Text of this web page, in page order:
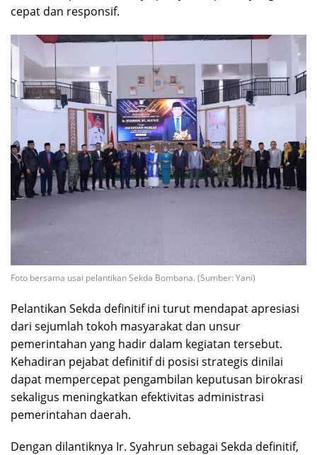
cepat dan responsif.
Foto bersama usai pelantikan Sekda Bombana. (Sumber: Yani)
Pelantikan Sekda definitif ini turut mendapat apresiasi
dari sejumlah tokoh masyarakat dan unsur
pemerintahan yang hadir dalam kegiatan tersebut.
Kehadiran pejabat definitif di posisi strategis dinilai
dapat mempercepat pengambilan keputusan birokrasi
sekaligus meningkatkan efektivitas administrasi
pemerintahan daerah.
Dengan dilantiknya Ir. Syahrun sebagai Sekda definitif,